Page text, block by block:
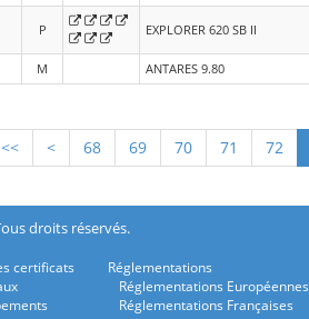
P EXPLORER 620 SB II
M ANTARES 9.80
<< < 68 69 70 71 72
droits réservés.
certificats
Réglementations
Réglementations Européennes
Réglementations Françaises